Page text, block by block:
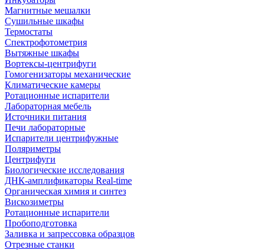
Магнитные мешалки
Сушильные шкафы
Термостаты
Спектрофотометрия
Вытяжные шкафы
Вортексы-центрифуги
Гомогенизаторы механические
Климатические камеры
Ротационные испарители
Лабораторная мебель
Источники питания
Печи лабораторные
Испарители центрифужные
Поляриметры
Центрифуги
Биологические исследования
ДНК-амплификаторы Real-time
Органическая химия и синтез
Вискозиметры
Ротационные испарители
Пробоподготовка
Заливка и запрессовка образцов
Отрезные станки